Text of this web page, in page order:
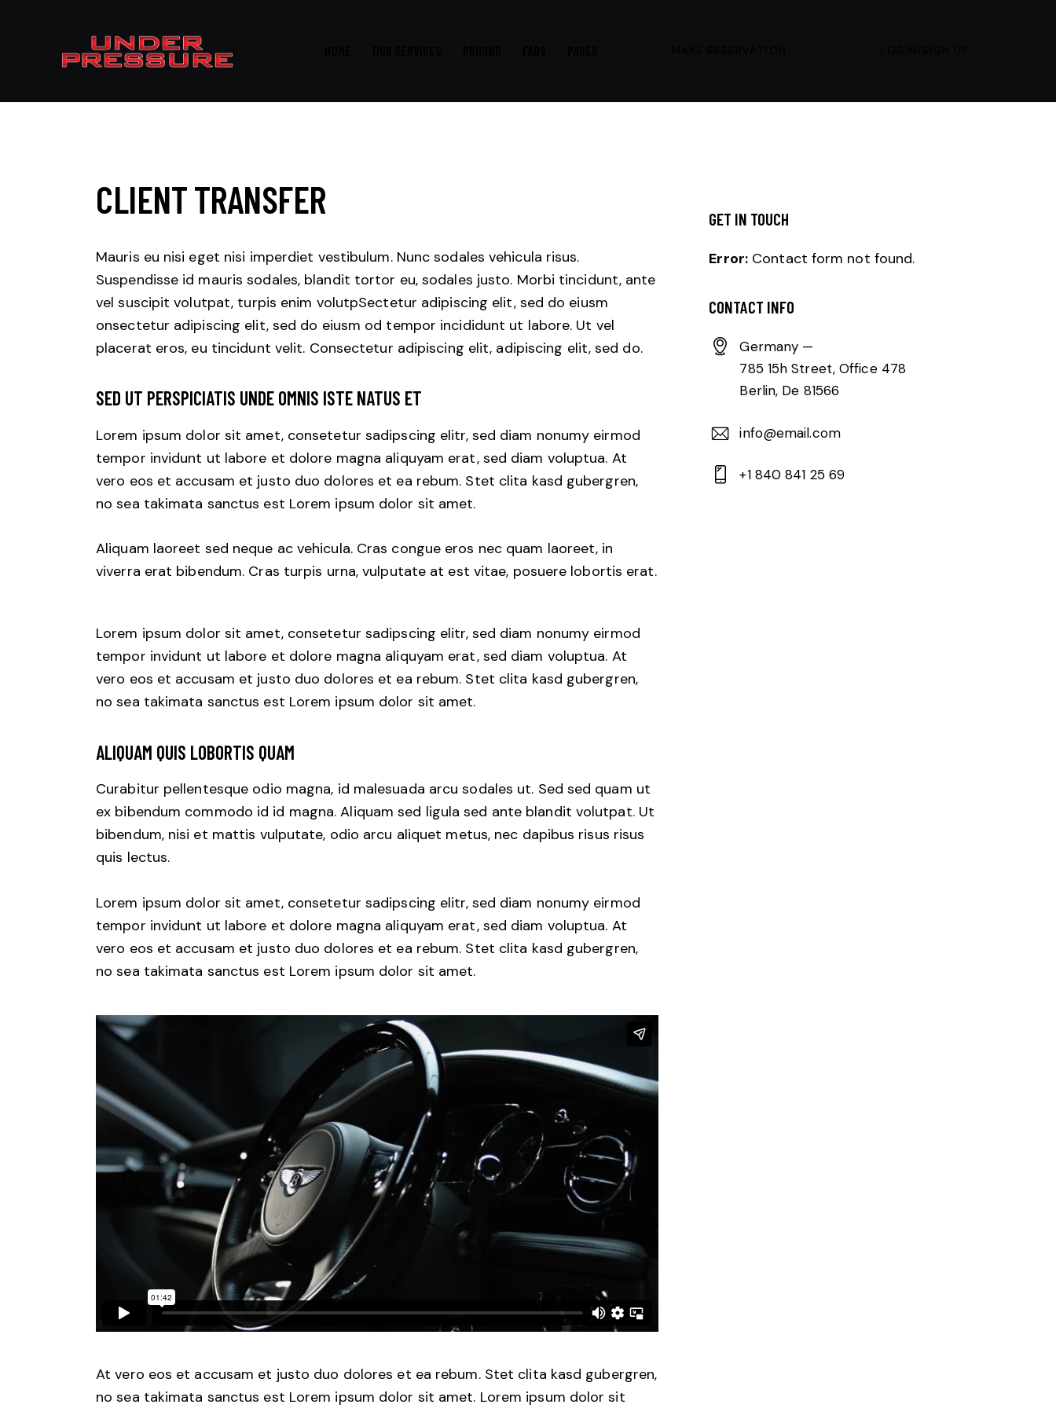
CLIENT TRANSFER
Mauris eu nisi eget nisi imperdiet vestibulum. Nunc sodales vehicula risus.
Suspendisse id mauris sodales, blandit tortor eu, sodales justo. Morbi tincidunt, ante
vel suscipit volutpat, turpis enim volutpSectetur adipiscing elit, sed do eiusm
onsectetur adipiscing elit, sed do eiusm od tempor incididunt ut labore. Ut vel
placerat eros, eu tincidunt velit. Consectetur adipiscing elit, adipiscing elit, sed do.
SED UT PERSPICIATIS UNDE OMNIS ISTE NATUS ET
Lorem ipsum dolor sit amet, consetetur sadipscing elitr, sed diam nonumy eirmod
tempor invidunt ut labore et dolore magna aliquyam erat, sed diam voluptua. At
vero eos et accusam et justo duo dolores et ea rebum. Stet clita kasd gubergren,
no sea takimata sanctus est Lorem ipsum dolor sit amet.
Aliquam laoreet sed neque ac vehicula. Cras congue eros nec quam laoreet, in
viverra erat bibendum. Cras turpis urna, vulputate at est vitae, posuere lobortis erat.
Lorem ipsum dolor sit amet, consetetur sadipscing elitr, sed diam nonumy eirmod
tempor invidunt ut labore et dolore magna aliquyam erat, sed diam voluptua. At
vero eos et accusam et justo duo dolores et ea rebum. Stet clita kasd gubergren,
no sea takimata sanctus est Lorem ipsum dolor sit amet.
ALIQUAM QUIS LOBORTIS QUAM
Curabitur pellentesque odio magna, id malesuada arcu sodales ut. Sed sed quam ut
ex bibendum commodo id id magna. Aliquam sed ligula sed ante blandit volutpat. Ut
bibendum, nisi et mattis vulputate, odio arcu aliquet metus, nec dapibus risus risus
quis lectus.
Lorem ipsum dolor sit amet, consetetur sadipscing elitr, sed diam nonumy eirmod
tempor invidunt ut labore et dolore magna aliquyam erat, sed diam voluptua. At
vero eos et accusam et justo duo dolores et ea rebum. Stet clita kasd gubergren,
no sea takimata sanctus est Lorem ipsum dolor sit amet.
At vero eos et accusam et justo duo dolores et ea rebum. Stet clita kasd gubergren,
no sea takimata sanctus est Lorem ipsum dolor sit amet. Lorem ipsum dolor sit
GET IN TOUCH
Error: Contact form not found.
CONTACT INFO
Germany —
785 15h Street, Office 478
Berlin, De 81566
info@email.com
+1 840 841 25 69